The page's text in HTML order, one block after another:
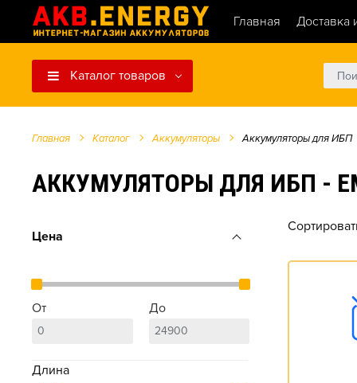
Главная Доставка
Каталог товаров
Главная Каталог Аккумуляторы Аккумуляторы для ИБП
АККУМУЛЯТОРЫ ДЛЯ ИБП -
Цена
От До
Длина